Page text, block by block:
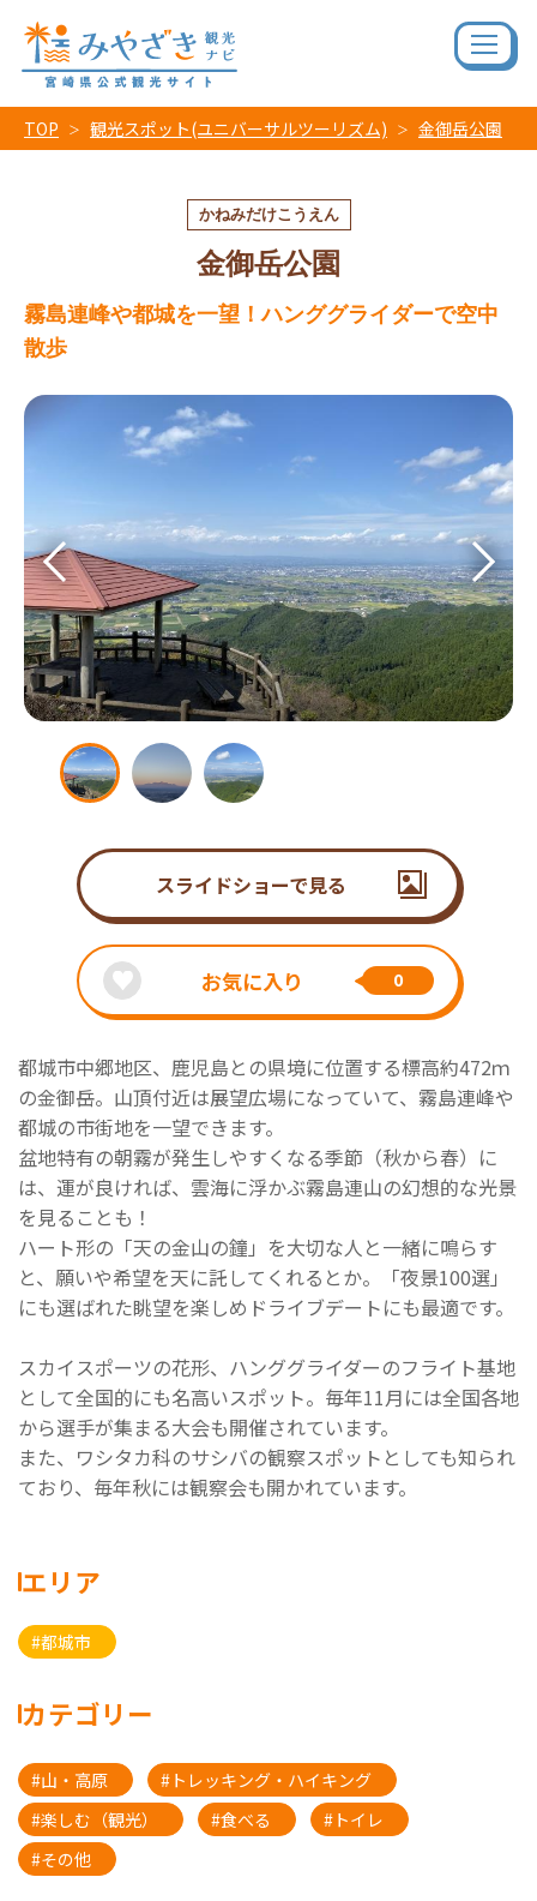
TOP 観光スポット(ユニバーサルツーリズム) 金御岳公園
かねみだけこうえん
金御岳公園
霧島連峰や都城を一望！ハンググライダーで空中
散歩
スライドショーで見る
お気に入り 0
都城市中郷地区、鹿児島との県境に位置する標高約472ｍ
の金御岳。山頂付近は展望広場になっていて、霧島連峰や
都城の市街地を一望できます。
盆地特有の朝霧が発生しやすくなる季節（秋から春）に
は、運が良ければ、雲海に浮かぶ霧島連山の幻想的な光景
を見ることも！
ハート形の「天の金山の鐘」を大切な人と一緒に鳴らす
と、願いや希望を天に託してくれるとか。「夜景100選」
にも選ばれた眺望を楽しめドライブデートにも最適です。
スカイスポーツの花形、ハンググライダーのフライト基地
として全国的にも名高いスポット。毎年11月には全国各地
から選手が集まる大会も開催されています。
また、ワシタカ科のサシバの観察スポットとしても知られ
ており、毎年秋には観察会も開かれています。
エリア
#都城市
カテゴリー
#山・高原
#トレッキング・ハイキング
#楽しむ（観光）
#食べる
#トイレ
#その他